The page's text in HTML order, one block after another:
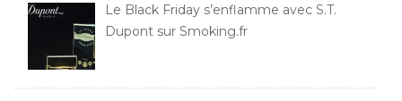
Le Black Friday s’enflamme avec S.T.
Dupont sur Smoking.fr